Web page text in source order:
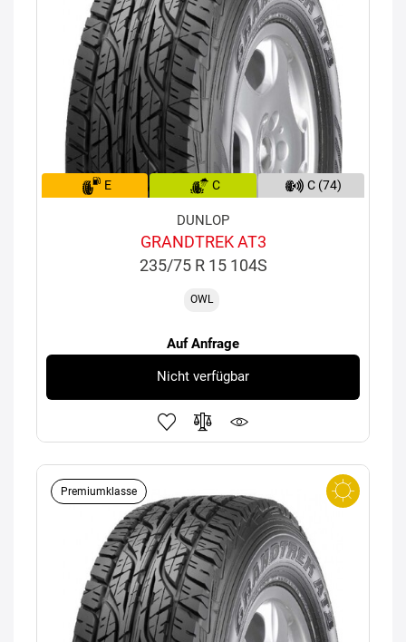
E C C (74)
DUNLOP
GRANDTREK AT3
235/75 R 15 104S
OWL
Auf Anfrage
Nicht verfügbar
Premiumklasse